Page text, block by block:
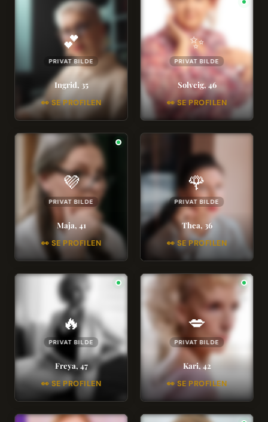
💕
PRIVAT BILDE
Ingrid, 35
👀 SE PROFILEN
✨
PRIVAT BILDE
Solveig, 46
👀 SE PROFILEN
💜
PRIVAT BILDE
Maja, 41
👀 SE PROFILEN
🌹
PRIVAT BILDE
Thea, 36
👀 SE PROFILEN
🔥
PRIVAT BILDE
Freya, 47
👀 SE PROFILEN
💋
PRIVAT BILDE
Kari, 42
👀 SE PROFILEN